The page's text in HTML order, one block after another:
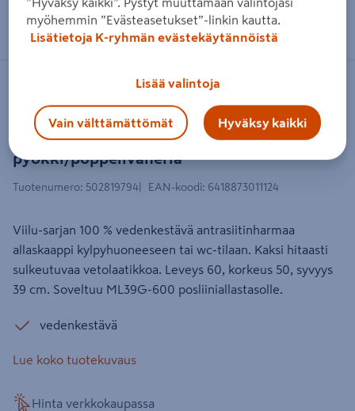
Zoomaa kuvaa sormilla kosketusnäytöllä
Allaskaappi Tammiholma Viilu ltk
antrasiitti 60x39x50cm
pyökki/poppelivaneria
Tuotenumero: 502819794 EAN-koodi: 6418873011124
Viilu-sarjan 100 % vedenkestävä antrasiitinharmaa
allaskaappi kylpyhuoneeseen tai wc-tilaan. Kaksi hitaasti
sulkeutuvaa vetolaatikkoa. Leveys 60, korkeus 50, syvyys
39 cm. Soveltuu ML39G-600 posliiniallastasolle.
vedenkestävä
Lue koko tuotekuvaus
Hinta verkkokaupassa
myöhemmin ”Evästeasetukset”-linkin kautta.
Lisätietoja K-ryhmän evästekäytännöistä
Lisää valintoja
Vain välttämättömät Hyväksy kaikki